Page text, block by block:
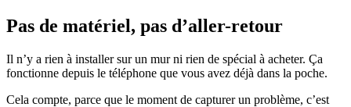
Pas de matériel, pas d’aller-retour
Il n’y a rien à installer sur un mur ni rien de spécial à acheter. Ça
fonctionne depuis le téléphone que vous avez déjà dans la poche.
Cela compte, parce que le moment de capturer un problème, c’est